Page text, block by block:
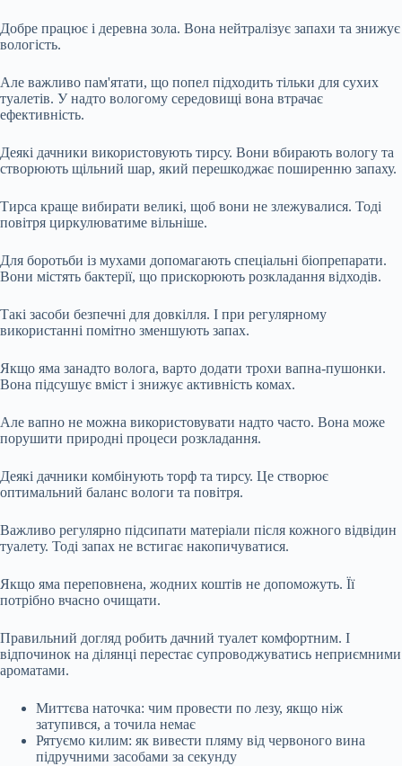
Добре працює і деревна зола. Вона нейтралізує запахи та знижує
вологість.
Але важливо пам'ятати, що попел підходить тільки для сухих
туалетів. У надто вологому середовищі вона втрачає
ефективність.
Деякі дачники використовують тирсу. Вони вбирають вологу та
створюють щільний шар, який перешкоджає поширенню запаху.
Тирса краще вибирати великі, щоб вони не злежувалися. Тоді
повітря циркулюватиме вільніше.
Для боротьби із мухами допомагають спеціальні біопрепарати.
Вони містять бактерії, що прискорюють розкладання відходів.
Такі засоби безпечні для довкілля. І при регулярному
використанні помітно зменшують запах.
Якщо яма занадто волога, варто додати трохи вапна-пушонки.
Вона підсушує вміст і знижує активність комах.
Але вапно не можна використовувати надто часто. Вона може
порушити природні процеси розкладання.
Деякі дачники комбінують торф та тирсу. Це створює
оптимальний баланс вологи та повітря.
Важливо регулярно підсипати матеріали після кожного відвідин
туалету. Тоді запах не встигає накопичуватися.
Якщо яма переповнена, жодних коштів не допоможуть. Її
потрібно вчасно очищати.
Правильний догляд робить дачний туалет комфортним. І
відпочинок на ділянці перестає супроводжуватись неприємними
ароматами.
Миттєва наточка: чим провести по лезу, якщо ніж
затупився, а точила немає
Рятуємо килим: як вивести пляму від червоного вина
підручними засобами за секунду